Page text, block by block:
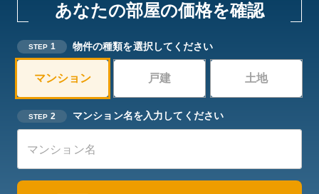
あなたの部屋の価格を確認
STEP 1 物件の種類を選択してください
マンション 戸建 土地
STEP 2 マンション名を入力してください